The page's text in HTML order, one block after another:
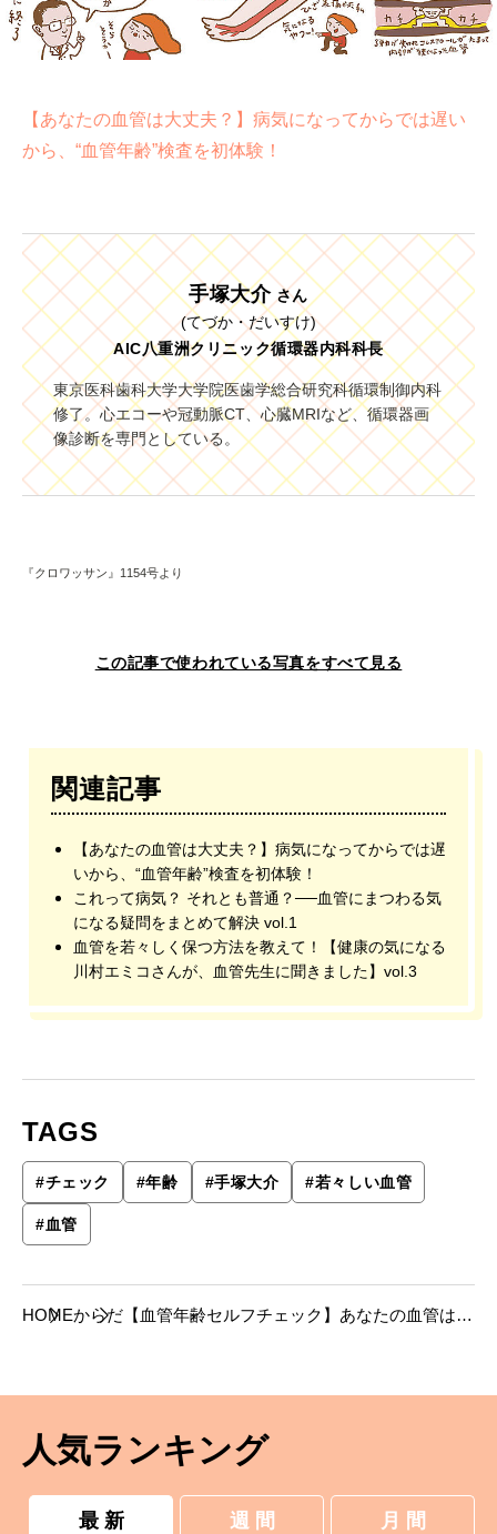
【あなたの血管は大丈夫？】病気になってからでは遅い
から、“血管年齢”検査を初体験！
手塚大介 さん
(てづか・だいすけ)
AIC八重洲クリニック循環器内科科長
東京医科歯科大学大学院医歯学総合研究科循環制御内科
修了。心エコーや冠動脈CT、心臓MRIなど、循環器画
像診断を専門としている。
『クロワッサン』1154号より
この記事で使われている写真をすべて見る
関連記事
【あなたの血管は大丈夫？】病気になってからでは遅
いから、“血管年齢”検査を初体験！
これって病気？ それとも普通？──血管にまつわる気
になる疑問をまとめて解決 vol.1
血管を若々しく保つ方法を教えて！【健康の気になる
川村エミコさんが、血管先生に聞きました】vol.3
TAGS
#チェック #年齢 #手塚大介 #若々しい血管
#血管
HOMEからだ 【血管年齢セルフチェック】あなたの血管はま
人気ランキング
最 新 週 間 月 間